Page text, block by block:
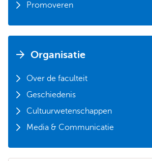
Promoveren
Organisatie
Over de faculteit
Geschiedenis
Cultuurwetenschappen
Media & Communicatie